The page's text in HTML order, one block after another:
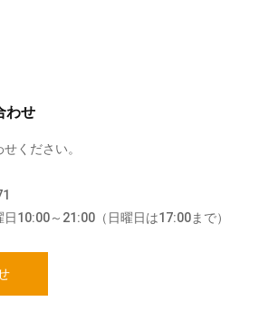
わせ
ください。
10:00～21:00（日曜日は17:00まで）